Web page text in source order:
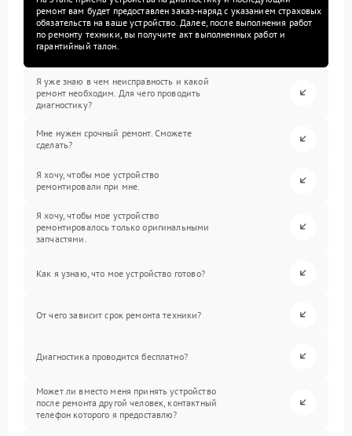
ремонт вам будет предоставлен заказ-наряд с указанием страховых
обязательств на ваше устройство. Далее, после выполнения работ
по ремонту техники, вы получите акт выполненных работ и
гарантийный талон.
Я уже знаю в чем неисправность и какой
ремонт необходим. Для чего проводить
диагностику?
Мне нужен срочный ремонт. Сможете
сделать?
Я хочу, чтобы мое устройство
ремонтировали при мне.
Я хочу, чтобы мое устройство
ремонтировалось только оригинальными
запчастями.
Как я узнаю, что мое устройство готово?
От чего зависит срок ремонта техники?
Диагностика проводится бесплатно?
Может ли вместо меня принять устройство
после ремонта другой человек, контактный
телефон которого я предоставлю?